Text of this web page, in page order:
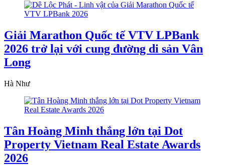
Giải Marathon Quốc tế VTV LPBank
2026 trở lại với cung đường di sản Vân
Long
Hà Như
Tân Hoàng Minh thắng lớn tại Dot
Property Vietnam Real Estate Awards
2026